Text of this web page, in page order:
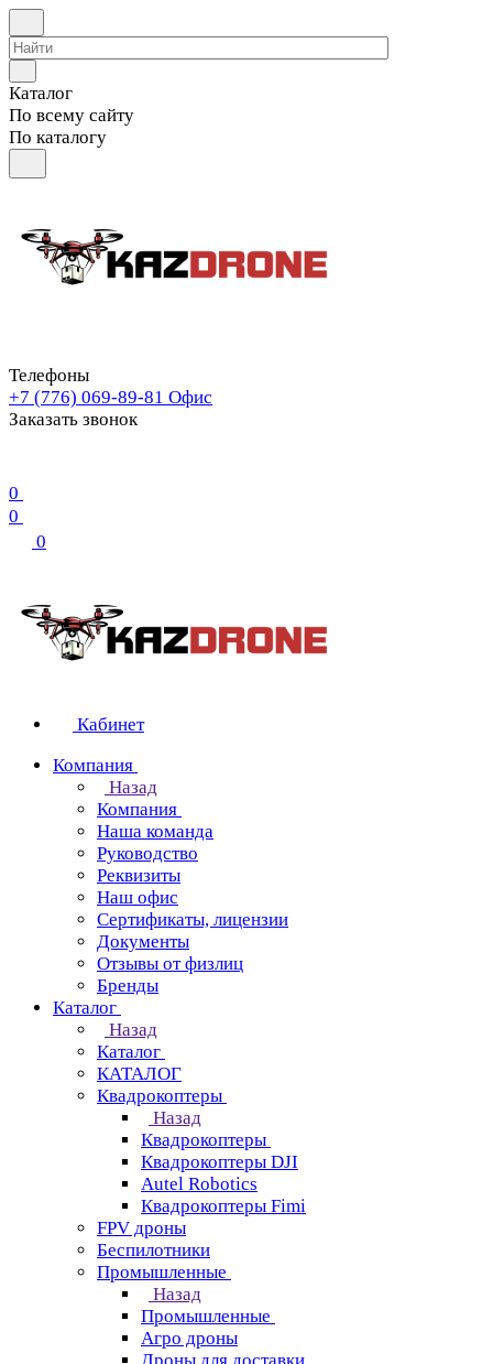
Каталог
По всему сайту
По каталогу
Телефоны
+7 (776) 069-89-81 Офис
Заказать звонок
0
0
0
Кабинет
Компания
Назад
Компания
Наша команда
Руководство
Реквизиты
Наш офис
Сертификаты, лицензии
Документы
Отзывы от физлиц
Бренды
Каталог
Назад
Каталог
КАТАЛОГ
Квадрокоптеры
Назад
Квадрокоптеры
Квадрокоптеры DJI
Autel Robotics
Квадрокоптеры Fimi
FPV дроны
Беспилотники
Промышленные
Назад
Промышленные
Агро дроны